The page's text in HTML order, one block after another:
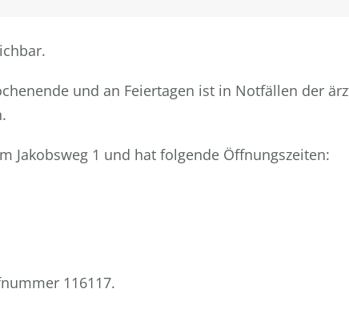
und an Feiertagen ist in Notfällen der
Jakobsweg 1 und hat folgende Öffnungszeiten:
116117.